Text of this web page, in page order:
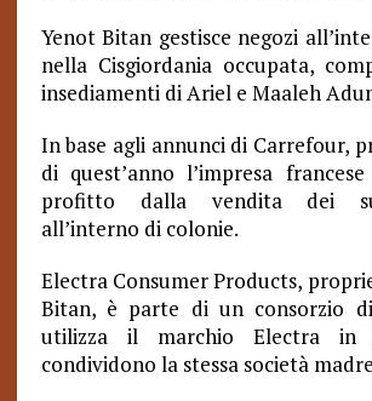
Yenot Bitan gestisce negozi
nella Cisgiordania occupata,
insediamenti di Ariel e Maaleh
In base agli annunci di Carrefour,
di quest’anno l’impresa
profitto dalla vendita dei
all’interno di colonie.
Electra Consumer Products,
Bitan, è parte di un consorzio
utilizza il marchio Electra
condividono la stessa società